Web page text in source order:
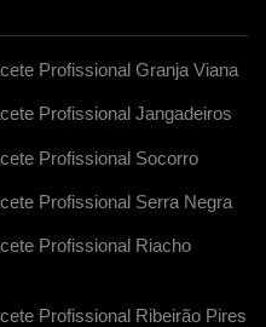
Profissional Granja Viana
Profissional Jangadeiros
Profissional Socorro
Profissional Serra Negra
Profissional Riacho
Profissional Ribeirão Pires